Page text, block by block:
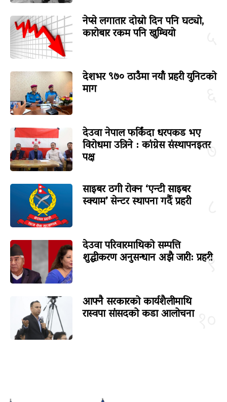
नेप्से लगातार दोस्रो दिन पनि घट्यो,
कारोबार रकम पनि खुम्चियो
देशभर ९७० ठाउँमा नयाँ प्रहरी युनिटको
माग
७
देउवा नेपाल फर्किंदा धरपकड भए
विरोधमा उत्रिने : कांग्रेस संस्थापनइतर
पक्ष
साइबर ठगी रोक्न ‘एन्टी साइबर
स्क्याम’ सेन्टर स्थापना गर्दै प्रहरी
९
देउवा परिवारमाथिको सम्पत्ति
शुद्धीकरण अनुसन्धान अझै जारी: प्रहरी
आफ्नै सरकारको कार्यशैलीमाथि
रास्वपा सांसदको कडा आलोचना